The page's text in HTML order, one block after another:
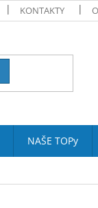
KONTAKTY
NAŠE TOPy